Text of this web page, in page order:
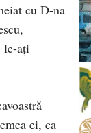
cu D-na
le-aţi
ei, ca